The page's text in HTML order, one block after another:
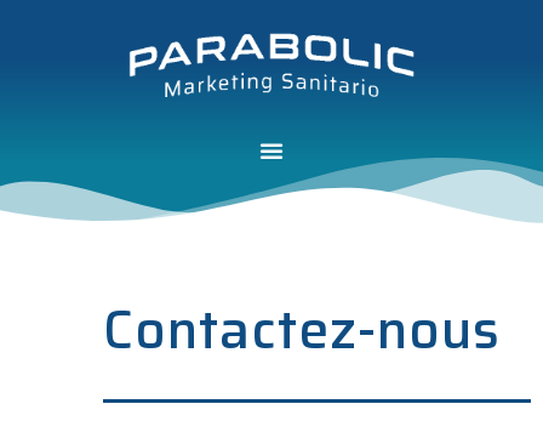
Contactez-nous